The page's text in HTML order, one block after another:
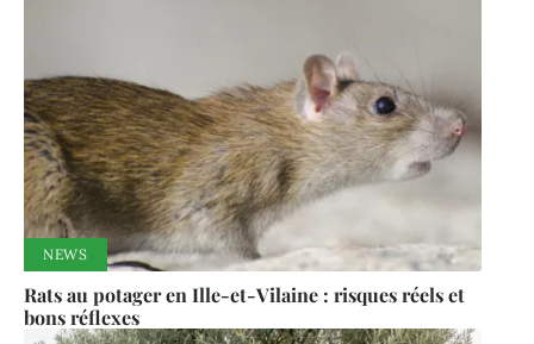
NEWS
Rats au potager en Ille-et-Vilaine : risques réels et
bons réflexes